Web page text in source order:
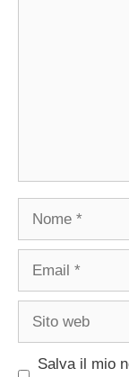
Salva il mio